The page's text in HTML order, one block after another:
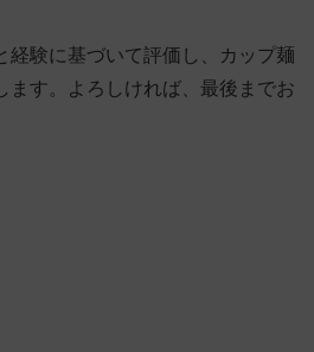
経験に基づいて評価し、カップ麺
ます。よろしければ、最後までお